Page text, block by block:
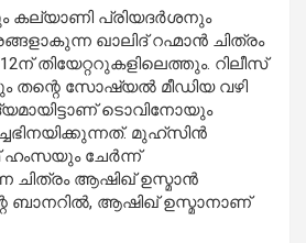
പ്രിയദര്‍ശനും
ഖാലിദ് റഹ്മാന്‍ ചിത്രം
തിയേറ്ററുകളിലെത്തും. റിലീസ്
തന്റെ സോഷ്യല്‍ മീഡിയ വഴി
ടൊവിനോയും
മുഹ്‌സിന്‍
ചേര്‍ന്ന്
ചിത്രം ആഷിഖ് ഉസ്മാന്‍
ബാനറില്‍, ആഷിഖ് ഉസ്മാനാണ്